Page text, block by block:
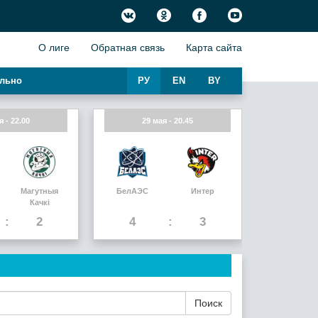
О лиге Обратная связь Карта сайта
BY
EN
РУ
- 22.00
Магутныя
Качкi
2
29 мая - 20.45
БелАЭС
4
Интер
3
Поиск